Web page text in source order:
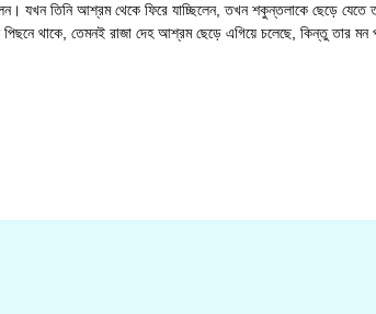
যখন তিনি আশ্রম থেকে ফিরে যাচ্ছিলেন, তখন শকুন্তলাকে ছেড়ে যেতে
পিছনে থাকে, তেমনই রাজা দেহ আশ্রম ছেড়ে এগিয়ে চলেছে, কিন্তু তার